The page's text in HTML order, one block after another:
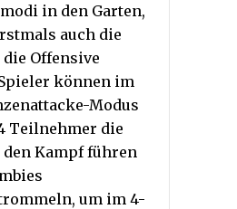
in den Garten,
auch die
Offensive
können im
Modus
Teilnehmer die
Kampf führen
um im 4-